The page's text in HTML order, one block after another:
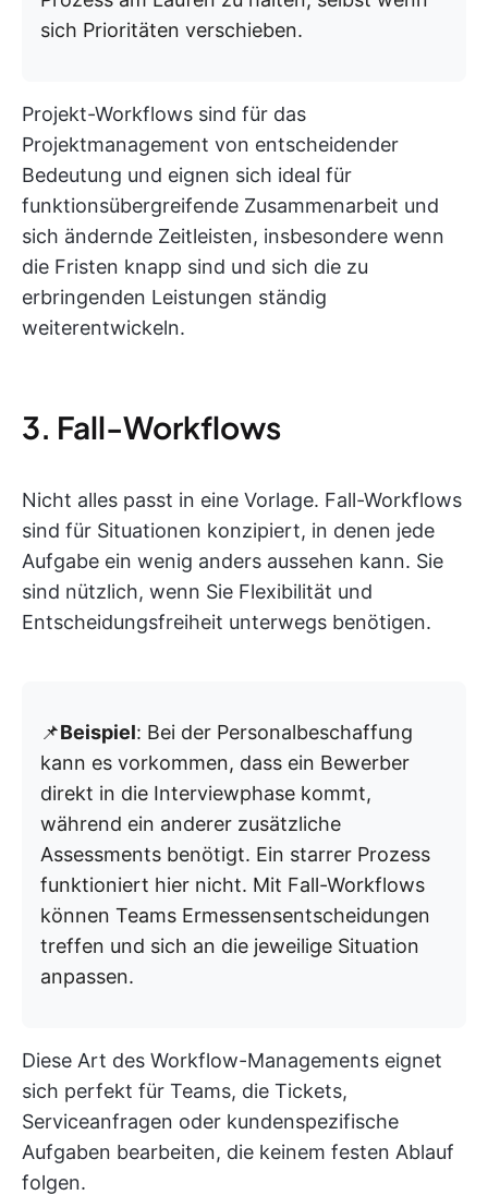
sich Prioritäten verschieben.
Projekt-Workflows sind für das
Projektmanagement von entscheidender
Bedeutung und eignen sich ideal für
funktionsübergreifende Zusammenarbeit und
sich ändernde Zeitleisten, insbesondere wenn
die Fristen knapp sind und sich die zu
erbringenden Leistungen ständig
weiterentwickeln.
3. Fall-Workflows
Nicht alles passt in eine Vorlage. Fall-Workflows
sind für Situationen konzipiert, in denen jede
Aufgabe ein wenig anders aussehen kann. Sie
sind nützlich, wenn Sie Flexibilität und
Entscheidungsfreiheit unterwegs benötigen.
📌Beispiel: Bei der Personalbeschaffung
kann es vorkommen, dass ein Bewerber
direkt in die Interviewphase kommt,
während ein anderer zusätzliche
Assessments benötigt. Ein starrer Prozess
funktioniert hier nicht. Mit Fall-Workflows
können Teams Ermessensentscheidungen
treffen und sich an die jeweilige Situation
anpassen.
Diese Art des Workflow-Managements eignet
sich perfekt für Teams, die Tickets,
Serviceanfragen oder kundenspezifische
Aufgaben bearbeiten, die keinem festen Ablauf
folgen.